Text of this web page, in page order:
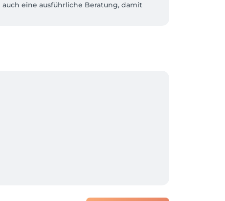
eine ausführliche Beratung, damit